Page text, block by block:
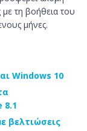
με τη βοήθεια του
μήνες.
Windows 10
8.1
βελτιώσεις